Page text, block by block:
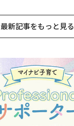
最新記事をもっと見る